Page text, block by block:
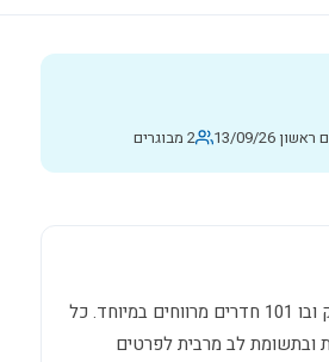
ראשון 13/09/26 2 מבוגרים
מלון העונות הוא מלון בוטיק ובו 101 חדרים מרווחים במיוחד. כל
ובתשומת לב מרבית לפרטים